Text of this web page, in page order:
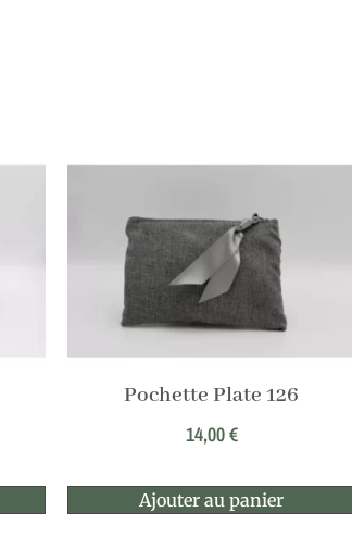
Pochette Plate 126
14,00€
Ajouter au panier